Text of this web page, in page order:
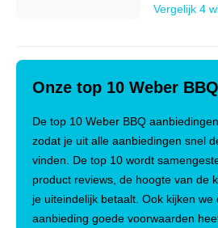
Vergelijk 4
Onze top 10 Weber
De top 10 Weber BBQ
zodat je uit alle aanbiedingen snel
vinden. De top 10 wordt
product reviews, de hoogte van de
je uiteindelijk betaalt. Ook kijken
aanbieding goede voorwaarden